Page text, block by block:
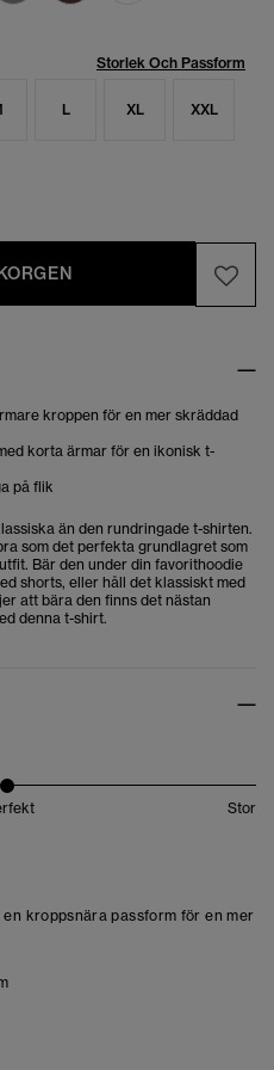
Storlek Och Passform
L XL XXL
kroppen för en mer skräddad
korta ärmar för en ikonisk t-
på flik
än den rundringade t-shirten.
som det perfekta grundlagret som
Bär den under din favorithoodie
shorts, eller håll det klassiskt med
att bära den finns det nästan
denna t-shirt.
Stor
kroppsnära passform för en mer